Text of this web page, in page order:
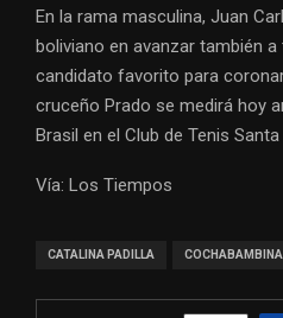
En la rama masculina, Juan
boliviano en avanzar también
candidato favorito para
cruceño Prado se medirá hoy
Brasil en el Club de Tenis Santa
Vía: Los Tiempos
CATALINA PADILLA COCHABAMBINA